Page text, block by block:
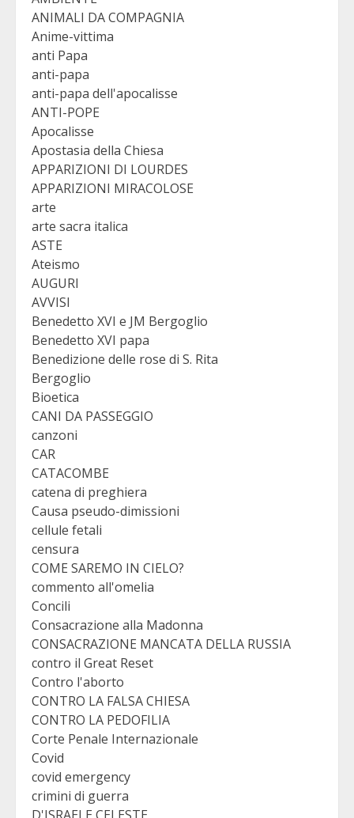
ANIMALI DA COMPAGNIA
Anime-vittima
anti Papa
anti-papa
anti-papa dell'apocalisse
ANTI-POPE
Apocalisse
Apostasia della Chiesa
APPARIZIONI DI LOURDES
APPARIZIONI MIRACOLOSE
arte
arte sacra italica
ASTE
Ateismo
AUGURI
AVVISI
Benedetto XVI e JM Bergoglio
Benedetto XVI papa
Benedizione delle rose di S. Rita
Bergoglio
Bioetica
CANI DA PASSEGGIO
canzoni
CAR
CATACOMBE
catena di preghiera
Causa pseudo-dimissioni
cellule fetali
censura
COME SAREMO IN CIELO?
commento all'omelia
Concili
Consacrazione alla Madonna
CONSACRAZIONE MANCATA DELLA RUSSIA
contro il Great Reset
Contro l'aborto
CONTRO LA FALSA CHIESA
CONTRO LA PEDOFILIA
Corte Penale Internazionale
Covid
covid emergency
crimini di guerra